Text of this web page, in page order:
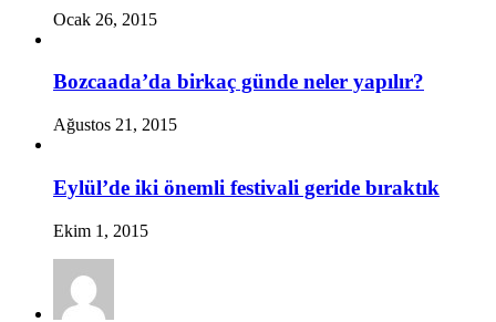
Ocak 26, 2015
Bozcaada’da birkaç günde neler yapılır?
Ağustos 21, 2015
Eylül’de iki önemli festivali geride bıraktık
Ekim 1, 2015